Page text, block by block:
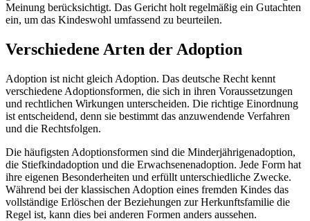
Meinung berücksichtigt. Das Gericht holt regelmäßig ein Gutachten
ein, um das Kindeswohl umfassend zu beurteilen.
Verschiedene Arten der Adoption
Adoption ist nicht gleich Adoption. Das deutsche Recht kennt
verschiedene Adoptionsformen, die sich in ihren Voraussetzungen
und rechtlichen Wirkungen unterscheiden. Die richtige Einordnung
ist entscheidend, denn sie bestimmt das anzuwendende Verfahren
und die Rechtsfolgen.
Die häufigsten Adoptionsformen sind die Minderjährigenadoption,
die Stiefkindadoption und die Erwachsenenadoption. Jede Form hat
ihre eigenen Besonderheiten und erfüllt unterschiedliche Zwecke.
Während bei der klassischen Adoption eines fremden Kindes das
vollständige Erlöschen der Beziehungen zur Herkunftsfamilie die
Regel ist, kann dies bei anderen Formen anders aussehen.